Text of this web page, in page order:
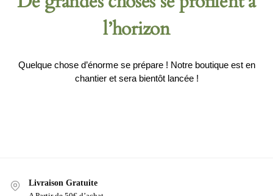
l’horizon
Quelque chose d’énorme se prépare ! Notre boutique est en
chantier et sera bientôt lancée !
Livraison Gratuite